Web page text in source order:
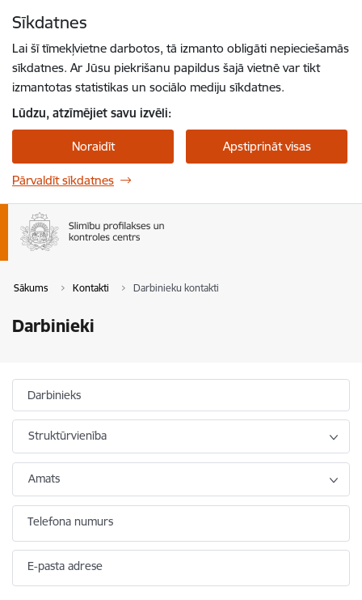
Sīkdatnes
Lai šī tīmekļvietne darbotos, tā izmanto obligāti nepieciešamās
sīkdatnes. Ar Jūsu piekrišanu papildus šajā vietnē var tikt
izmantotas statistikas un sociālo mediju sīkdatnes.
Lūdzu, atzīmējiet savu izvēli:
Noraidīt Apstiprināt visas
Pārvaldīt sīkdatnes
Sākums Kontakti Darbinieku kontakti
Darbinieki
Darbinieks
Struktūrvienība
Amats
Telefona numurs
E-pasta adrese